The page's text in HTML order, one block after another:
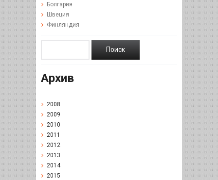
Болгария
Швеция
Финляндия
Архив
2008
2009
2010
2011
2012
2013
2014
2015